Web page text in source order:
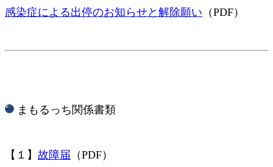
感染症による出停のお知らせと解除願い （PDF）
​ まもるっち関係書類
【１】 故障届 （PDF）